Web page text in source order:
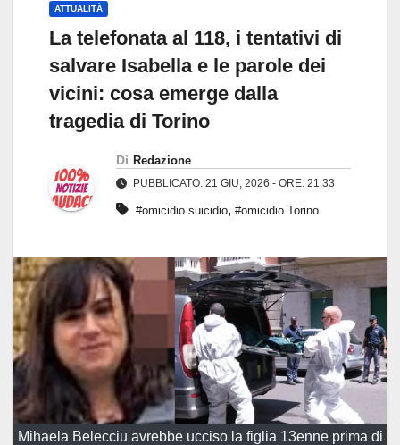
ATTUALITÀ
La telefonata al 118, i tentativi di
salvare Isabella e le parole dei
vicini: cosa emerge dalla
tragedia di Torino
Di Redazione
PUBBLICATO: 21 GIU, 2026 - ORE: 21:33
#omicidio suicidio, #omicidio Torino
Mihaela Belecciu avrebbe ucciso la figlia 13enne prima di